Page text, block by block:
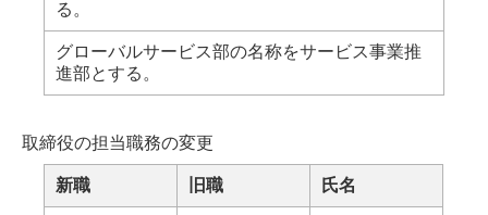
る。
グローバルサービス部の名称をサービス事業推
進部とする。
取締役の担当職務の変更
新職
旧職
氏名